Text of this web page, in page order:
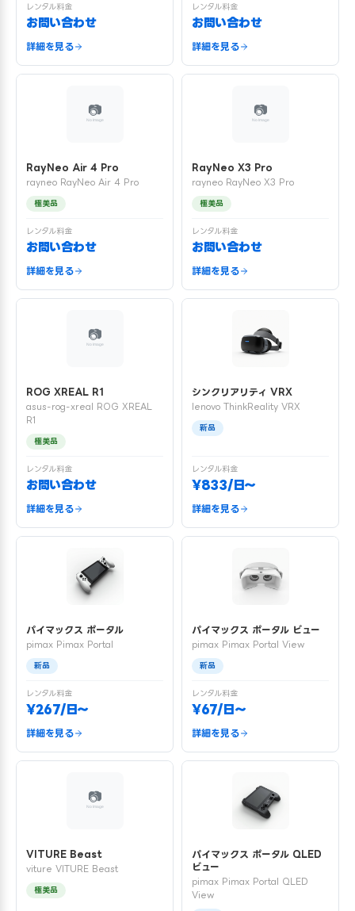
レンタル料金
お問い合わせ
詳細を見る
レンタル料金
お問い合わせ
詳細を見る
RayNeo Air 4 Pro
rayneo RayNeo Air 4 Pro
極美品
レンタル料金
お問い合わせ
詳細を見る
RayNeo X3 Pro
rayneo RayNeo X3 Pro
極美品
レンタル料金
お問い合わせ
詳細を見る
ROG XREAL R1
asus-rog-xreal ROG XREAL
R1
極美品
レンタル料金
お問い合わせ
詳細を見る
シンクリアリティ VRX
lenovo ThinkReality VRX
新品
レンタル料金
¥833/日〜
詳細を見る
パイマックス ポータル
pimax Pimax Portal
新品
レンタル料金
¥267/日〜
詳細を見る
パイマックス ポータル ビュー
pimax Pimax Portal View
新品
レンタル料金
¥67/日〜
詳細を見る
VITURE Beast
viture VITURE Beast
極美品
パイマックス ポータル QLED
ビュー
pimax Pimax Portal QLED
View